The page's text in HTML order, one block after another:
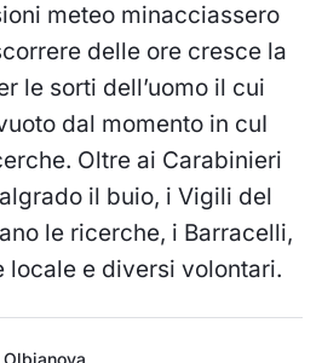
meteo minacciassero
delle ore cresce la
le sorti dell’uomo il cui
dal momento in cuI
Oltre ai Carabinieri
il buio, i Vigili del
le ricerche, i Barracelli,
locale e diversi volontari.